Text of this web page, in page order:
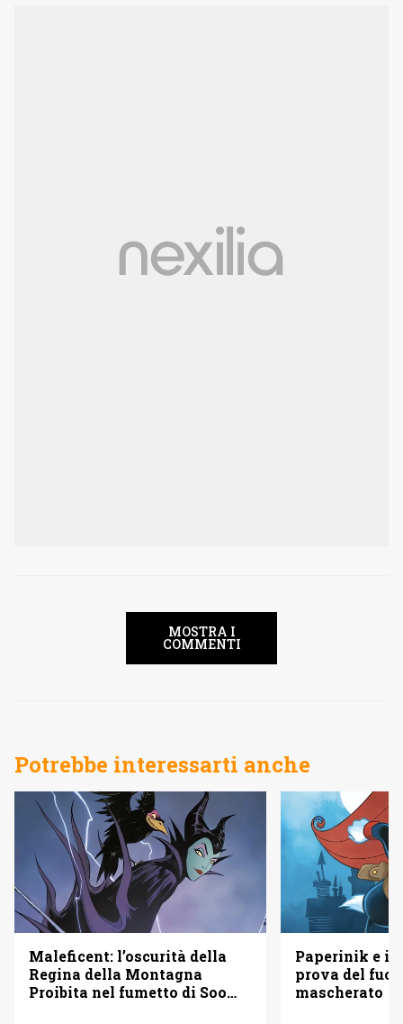
MOSTRA I
COMMENTI
Potrebbe interessarti anche
Maleficent: l’oscurità della
Regina della Montagna
Proibita nel fumetto di Soo
Paperinik e i
prova del
mascherato